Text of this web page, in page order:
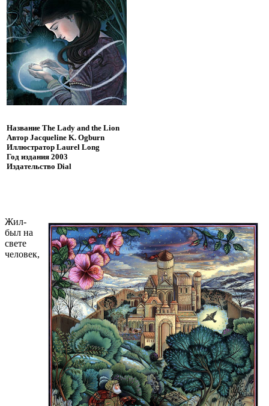
Название The Lady and the Lion
Автор Jacqueline K. Ogburn
Иллюстратор Laurel Long
Год издания 2003
Издательство Dial
Жил-
был на
свете
человек,